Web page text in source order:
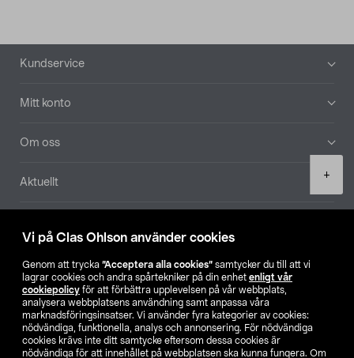
Vi på Clas Ohlson använder cookies
Genom att trycka ”Acceptera alla cookies” samtycker du till att vi
lagrar cookies och andra spårtekniker på din enhet enligt vår
cookiepolicy för att förbättra upplevelsen på vår webbplats,
analysera webbplatsens användning samt anpassa våra
marknadsföringsinsatser. Vi använder fyra kategorier av cookies:
nödvändiga, funktionella, analys och annonsering. För nödvändiga
cookies krävs inte ditt samtycke eftersom dessa cookies är
nödvändiga för att innehållet på webbplatsen ska kunna fungera. Om
+
Sidfot
Kundservice
Mitt konto
Om oss
Aktuellt
Hitta butik
SE NO FI